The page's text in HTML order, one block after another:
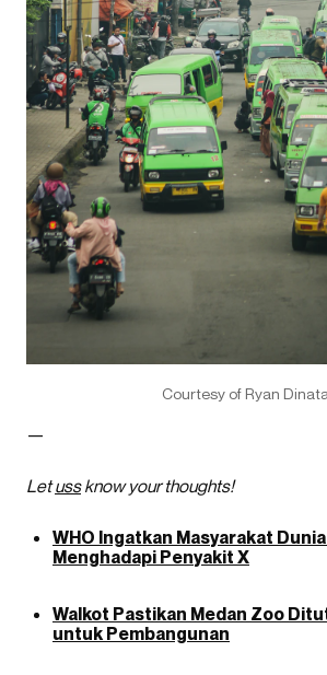
Courtesy of Ryan Dinata
—
Letussknow your thoughts!
WHO Ingatkan Masyarakat
Menghadapi Penyakit X
Walkot Pastikan Medan Zoo
untuk Pembangunan